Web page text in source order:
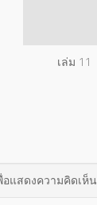
เล่ม 11
แสดงความคิดเห็น